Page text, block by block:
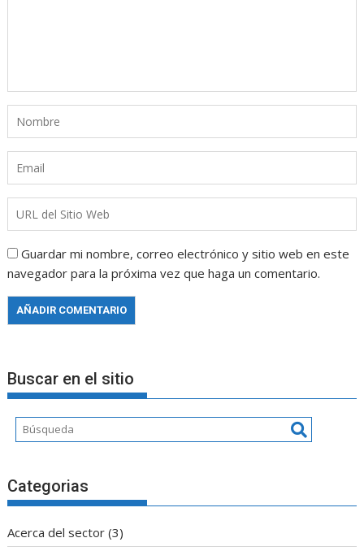
Guardar mi nombre, correo electrónico y sitio web en este
navegador para la próxima vez que haga un comentario.
Buscar en el sitio
Categorias
Acerca del sector (3)